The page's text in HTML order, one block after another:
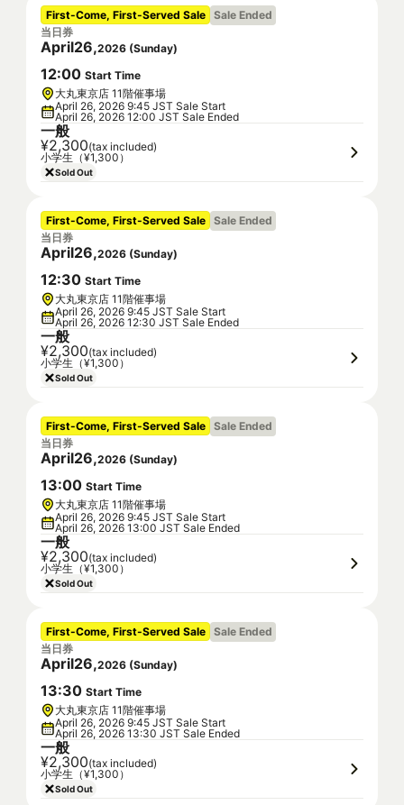
First-Come, First-Served Sale Sale Ended
当日券
April26,2026 (Sunday)
12:00 Start Time
大丸東京店 11階催事場
April 26, 2026 9:45 JST Sale Start
April 26, 2026 12:00 JST Sale Ended
一般
¥2,300(tax included)
小学生（¥1,300）
Sold Out
First-Come, First-Served Sale Sale Ended
当日券
April26,2026 (Sunday)
12:30 Start Time
大丸東京店 11階催事場
April 26, 2026 9:45 JST Sale Start
April 26, 2026 12:30 JST Sale Ended
一般
¥2,300(tax included)
小学生（¥1,300）
Sold Out
First-Come, First-Served Sale Sale Ended
当日券
April26,2026 (Sunday)
13:00 Start Time
大丸東京店 11階催事場
April 26, 2026 9:45 JST Sale Start
April 26, 2026 13:00 JST Sale Ended
一般
¥2,300(tax included)
小学生（¥1,300）
Sold Out
First-Come, First-Served Sale Sale Ended
当日券
April26,2026 (Sunday)
13:30 Start Time
大丸東京店 11階催事場
April 26, 2026 9:45 JST Sale Start
April 26, 2026 13:30 JST Sale Ended
一般
¥2,300(tax included)
小学生（¥1,300）
Sold Out